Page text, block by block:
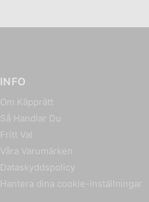
INFO
Om Käpprätt
Så Handlar Du
Fritt Val
Våra Varumärken
Dataskyddspolicy
Hantera dina cookie-inställningar